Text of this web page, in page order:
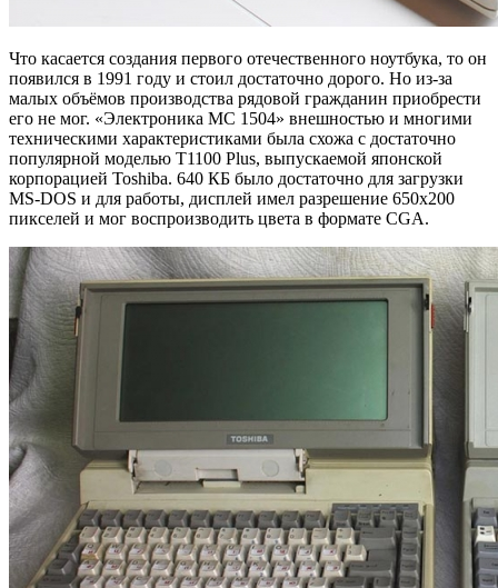
Что касается создания первого отечественного ноутбука, то он
появился в 1991 году и стоил достаточно дорого. Но из-за
малых объёмов производства рядовой гражданин приобрести
его не мог. «Электроника МС 1504» внешностью и многими
техническими характеристиками была схожа с достаточно
популярной моделью T1100 Plus, выпускаемой японской
корпорацией Toshiba. 640 КБ было достаточно для загрузки
MS-DOS и для работы, дисплей имел разрешение 650х200
пикселей и мог воспроизводить цвета в формате CGA.